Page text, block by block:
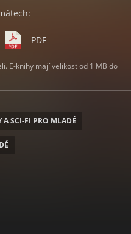
PDF
E-knihy mají velikost od 1 MB do
A SCI-FI PRO MLADÉ